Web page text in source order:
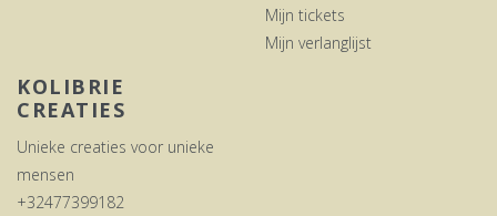
Mijn tickets
Mijn verlanglijst
KOLIBRIE
CREATIES
Unieke creaties voor unieke
mensen
+32477399182